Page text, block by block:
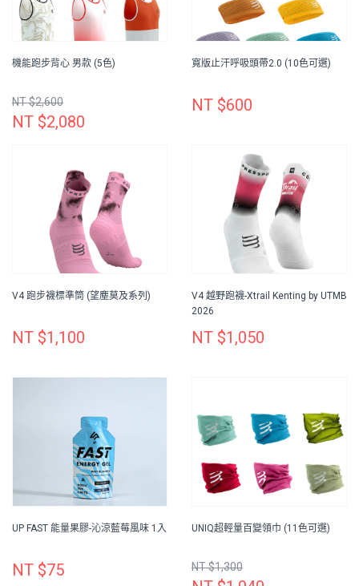
機能跑步背心 男款 (5色)
NT $2,600
NT $2,080
寬版止汗呼吸頭帶2.0 (10色可選)
NT $600
V4 跑步襪標準筒 (望塵莫及系列)
NT $1,100
V4 越野跑襪-Xtrail Kenting by UTMB
2026
NT $1,050
UP FAST 能量果膠-沁涼藍莓風味 1入
NT $75
UNIQ超輕量百變領巾 (11色可選)
NT $1,300